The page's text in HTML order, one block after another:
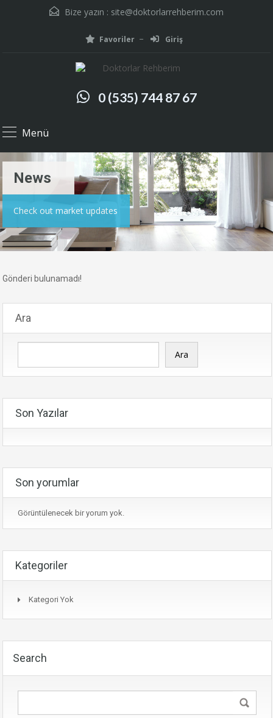
Bize yazın : site@doktorlarrehberim.com
Favoriler Giriş
0 (535) 744 87 67
Menü
News
Check out market updates
Gönderi bulunamadı!
Ara
Ara
Son Yazılar
Son yorumlar
Görüntülenecek bir yorum yok.
Kategoriler
Kategori Yok
Search